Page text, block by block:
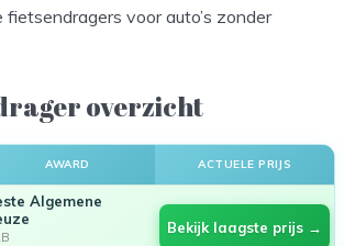
fietsendragers voor auto’s zonder
overzicht
AWARD ACTUELE PRIJS
Algemene
Bekijk laagste prijs →